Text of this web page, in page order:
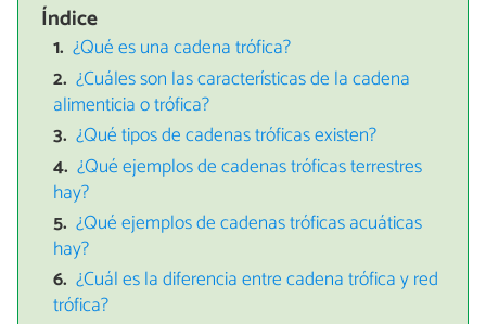
Índice
¿Qué es una cadena trófica?
¿Cuáles son las características de la cadena
alimenticia o trófica?
¿Qué tipos de cadenas tróficas existen?
¿Qué ejemplos de cadenas tróficas terrestres
hay?
¿Qué ejemplos de cadenas tróficas acuáticas
hay?
¿Cuál es la diferencia entre cadena trófica y red
trófica?